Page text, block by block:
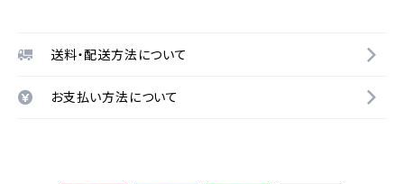
送料・配送方法について
お支払い方法について